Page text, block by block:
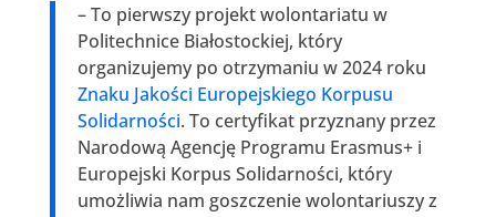
– To pierwszy projekt wolontariatu w
Politechnice Białostockiej, który
organizujemy po otrzymaniu w 2024 roku
Znaku Jakości Europejskiego Korpusu
Solidarności. To certyfikat przyznany przez
Narodową Agencję Programu Erasmus+ i
Europejski Korpus Solidarności, który
umożliwia nam goszczenie wolontariuszy z